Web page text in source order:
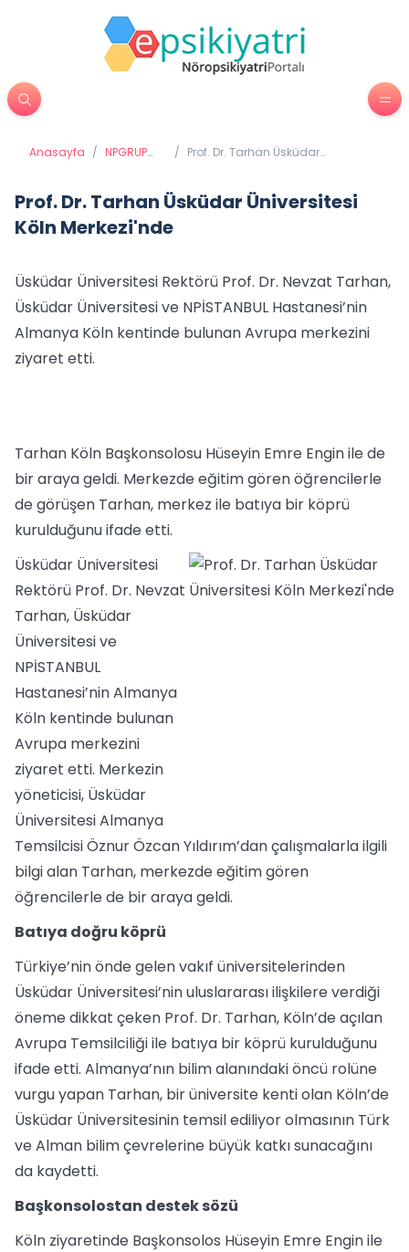
Anasayfa / NPGRUP
/ Prof. Dr. Tarhan Üsküdar
Prof. Dr. Tarhan Üsküdar Üniversitesi
Köln Merkezi'nde
Üsküdar Üniversitesi Rektörü Prof. Dr. Nevzat Tarhan,
Üsküdar Üniversitesi ve NPİSTANBUL Hastanesi’nin
Almanya Köln kentinde bulunan Avrupa merkezini
ziyaret etti.
Tarhan Köln Başkonsolosu Hüseyin Emre Engin ile de
bir araya geldi. Merkezde eğitim gören öğrencilerle
de görüşen Tarhan, merkez ile batıya bir köprü
kurulduğunu ifade etti.
Üsküdar Üniversitesi
Rektörü Prof. Dr. Nevzat
Tarhan, Üsküdar
Üniversitesi ve
NPİSTANBUL
Hastanesi’nin Almanya
Köln kentinde bulunan
Avrupa merkezini
ziyaret etti. Merkezin
yöneticisi, Üsküdar
Üniversitesi Almanya
Temsilcisi Öznur Özcan Yıldırım’dan çalışmalarla ilgili
bilgi alan Tarhan, merkezde eğitim gören
öğrencilerle de bir araya geldi.
Batıya doğru köprü
Türkiye’nin önde gelen vakıf üniversitelerinden
Üsküdar Üniversitesi’nin uluslararası ilişkilere verdiği
öneme dikkat çeken Prof. Dr. Tarhan, Köln’de açılan
Avrupa Temsilciliği ile batıya bir köprü kurulduğunu
ifade etti. Almanya’nın bilim alanındaki öncü rolüne
vurgu yapan Tarhan, bir üniversite kenti olan Köln’de
Üsküdar Üniversitesinin temsil ediliyor olmasının Türk
ve Alman bilim çevrelerine büyük katkı sunacağını
da kaydetti.
Başkonsolostan destek sözü
Köln ziyaretinde Başkonsolos Hüseyin Emre Engin ile